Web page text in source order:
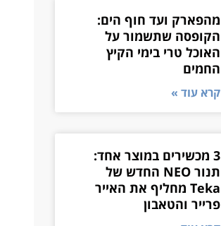
מהפארק ועד חוף הים:
הקופסה שתשמור על
האוכל טרי בימי הקיץ
החמים
קרא עוד »
3 מכשירים במוצר אחד:
תנור NEO החדש של
Teka מחליף את האייר
פרייר והטאבון